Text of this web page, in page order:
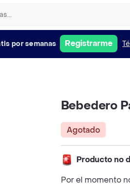
por semanas Registrarme
Bebedero
Agotado
Producto no
Por el momento